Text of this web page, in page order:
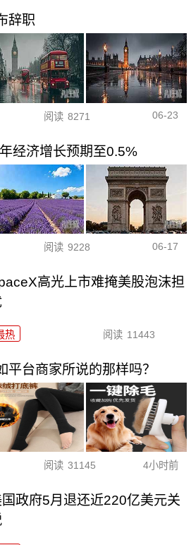
辞职
阅读 8271 06-23
经济增长预期至0.5%
阅读 9228 06-17
高光上市难掩美股泡沫担
热 阅读 11443
平台商家所说的那样吗？
阅读 31145 4小时前
国政府5月退还近220亿美元关